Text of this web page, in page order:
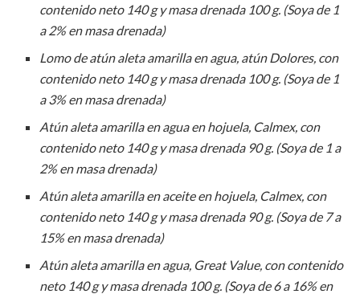
contenido neto 140 g y masa drenada 100 g. (Soya de 1
a 2% en masa drenada)
Lomo de atún aleta amarilla en agua, atún Dolores, con
contenido neto 140 g y masa drenada 100 g. (Soya de 1
a 3% en masa drenada)
Atún aleta amarilla en agua en hojuela, Calmex, con
contenido neto 140 g y masa drenada 90 g. (Soya de 1 a
2% en masa drenada)
Atún aleta amarilla en aceite en hojuela, Calmex, con
contenido neto 140 g y masa drenada 90 g. (Soya de 7 a
15% en masa drenada)
Atún aleta amarilla en agua, Great Value, con contenido
neto 140 g y masa drenada 100 g. (Soya de 6 a 16% en